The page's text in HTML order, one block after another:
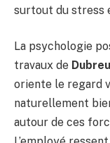
surtout du stress
La psychologie
travaux de
oriente le regard
naturellement
autour de ces